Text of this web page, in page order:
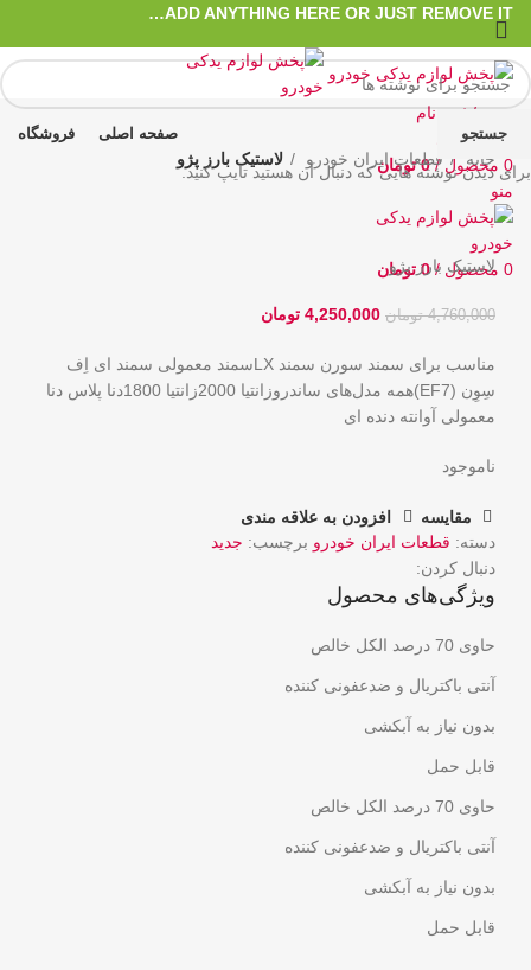
ADD ANYTHING HERE OR JUST REMOVE IT…
ورود / ثبت نام
علاقه مندی
0 محصول /
0 تومان
منو
0 محصول /
0 تومان
صفحه اصلی فروشگاه
خانه قطعات ایران خودرو
لاستیک بارز پژو
حراج
اتمام موجودی
بزرگنمایی تصویر
لاستیک بارز پژو
4,760,000 تومان 4,250,000 تومان
مناسب برای سمند سورن سمند LXسمند معمولی سمند ای اِف
سِوِن (EF7)همه مدل‌های ساندروزانتیا 2000زانتیا 1800دنا پلاس دنا
معمولی آوانته دنده ای
ناموجود
مقایسه
افزودن به علاقه مندی
دسته: قطعات ایران خودرو برچسب: جدید
دنبال کردن:
ویژگی‌های محصول
حاوی 70 درصد الکل خالص
آنتی باکتریال و ضدعفونی کننده
بدون نیاز به آبکشی
قابل حمل
حاوی 70 درصد الکل خالص
آنتی باکتریال و ضدعفونی کننده
بدون نیاز به آبکشی
قابل حمل
جستجو
برای دیدن نوشته هایی که دنبال آن هستید تایپ کنید.